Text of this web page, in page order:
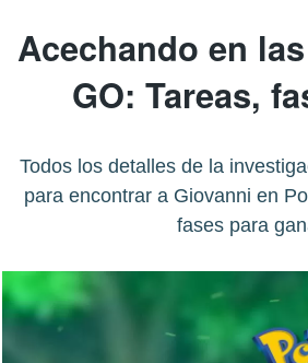
Acechando en
GO: Tareas,
Todos los detalles de la
para encontrar a Giovanni en
fases para